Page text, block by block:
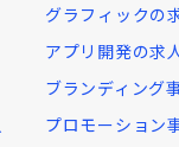
グラフィックの
アプリ開発の求人
ブランディング
プロモーション